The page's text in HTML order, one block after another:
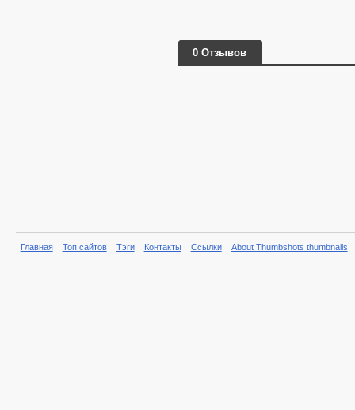
0 Отзывов
Главная Топ сайтов Тэги Контакты Ссылки About Thumbshots thumbnails